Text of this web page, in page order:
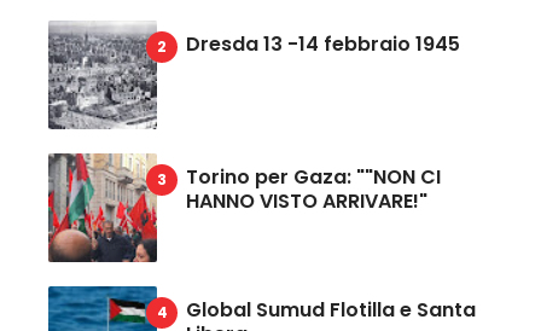
Dresda 13 -14 febbraio 1945
Torino per Gaza: ""NON CI
HANNO VISTO ARRIVARE!"
Global Sumud Flotilla e Santa